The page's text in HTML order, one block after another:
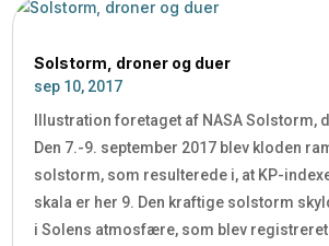
Solstorm, droner og duer
sep 10, 2017
Illustration foretaget af NASA Solstorm,
Den 7.-9. september 2017 blev kloden
solstorm, som resulterede i, at KP-
skala er her 9. Den kraftige solstorm
i Solens atmosfære, som blev registreret